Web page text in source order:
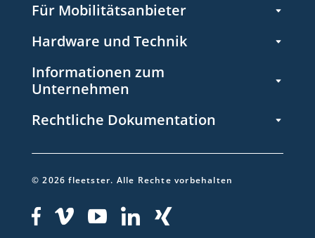
Für Mobilitätsanbieter
Hardware und Technik
Informationen zum
Unternehmen
Rechtliche Dokumentation
©2026 fleetster. Alle Rechte vorbehalten